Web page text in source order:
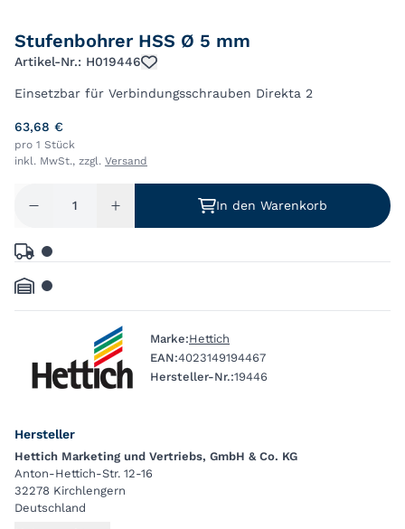
Stufenbohrer HSS Ø 5 mm
Artikel-Nr.: H019446
Einsetzbar für Verbindungsschrauben Direkta 2
63,68 €
pro 1 Stück
inkl. MwSt., zzgl. Versand
In den Warenkorb
Marke:Hettich
EAN:4023149194467
Hersteller-Nr.:19446
Hersteller
Hettich Marketing und Vertriebs, GmbH & Co. KG
Anton-Hettich-Str. 12-16
32278 Kirchlengern
Deutschland